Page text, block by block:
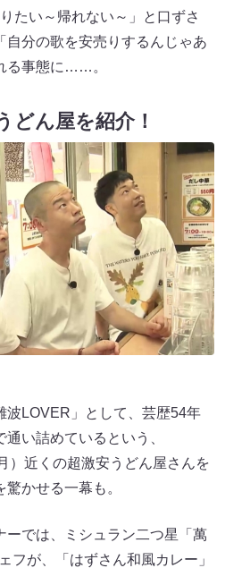
たい～帰れない～」と口ずさ
自分の歌を安売りするんじゃあ
る事態に……。
どん屋を紹介！
波LOVER」として、芸歴54年
い詰めているという、
）近くの超激安うどん屋さんを
かせる一幕も。
ーでは、ミシュラン二つ星「萬
フが、「はずさん和風カレー」